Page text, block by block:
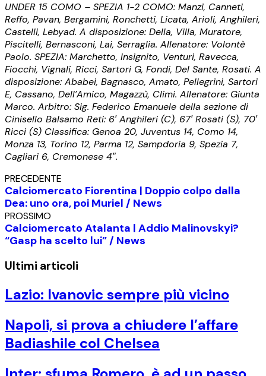
UNDER 15 COMO – SPEZIA 1-2 COMO: Manzi, Canneti,
Reffo, Pavan, Bergamini, Ronchetti, Licata, Arioli, Anghileri,
Castelli, Lebyad. A disposizione: Della, Villa, Muratore,
Piscitelli, Bernasconi, Lai, Serraglia. Allenatore: Volontè
Paolo. SPEZIA: Marchetto, Insignito, Venturi, Ravecca,
Fiocchi, Vignali, Ricci, Sartori G, Fondi, Del Sante, Rosati. A
disposizione: Ababei, Bagnasco, Amato, Pellegrini, Sartori
E, Cassano, Dell’Amico, Magazzù, Climi. Allenatore: Giunta
Marco. Arbitro: Sig. Federico Emanuele della sezione di
Cinisello Balsamo Reti: 6′ Anghileri (C), 67′ Rosati (S), 70′
Ricci (S) Classifica: Genoa 20, Juventus 14, Como 14,
Monza 13, Torino 12, Parma 12, Sampdoria 9, Spezia 7,
Cagliari 6, Cremonese 4″.
PRECEDENTE
Calciomercato Fiorentina | Doppio colpo dalla
Dea: uno ora, poi Muriel / News
PROSSIMO
Calciomercato Atalanta | Addio Malinovskyi?
“Gasp ha scelto lui” / News
Ultimi articoli
Lazio: Ivanovic sempre più vicino
Napoli, si prova a chiudere l’affare
Badiashile col Chelsea